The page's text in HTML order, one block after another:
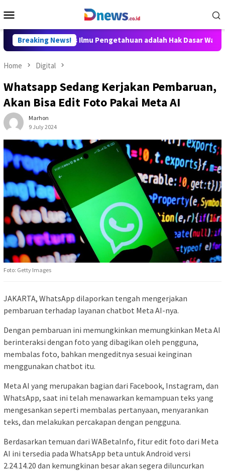
to
Menu
Breaking News!
Akses Ilmu Pengetahuan adalah Hak Dasar Warga Negara
Home Digital
Whatsapp Sedang Kerjakan Pembaruan,
Akan Bisa Edit Foto Pakai Meta AI
Marhon
9 July 2024
Foto: Getty Images
JAKARTA, WhatsApp dilaporkan tengah mengerjakan
pembaruan terhadap layanan chatbot Meta AI-nya.
Dengan pembaruan ini memungkinkan memungkinkan Meta AI
berinteraksi dengan foto yang dibagikan oleh pengguna,
membalas foto, bahkan mengeditnya sesuai keinginan
menggunakan chatbot itu.
Meta AI yang merupakan bagian dari Facebook, Instagram, dan
WhatsApp, saat ini telah menawarkan kemampuan teks yang
mengesankan seperti membalas pertanyaan, menyarankan
teks, dan melakukan percakapan dengan pengguna.
Berdasarkan temuan dari WABetaInfo, fitur edit foto dari Meta
AI ini tersedia pada WhatsApp beta untuk Android versi
2.24.14.20 dan kemungkinan besar akan segera diluncurkan